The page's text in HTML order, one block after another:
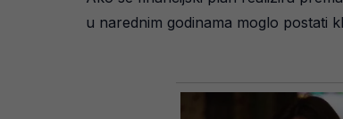
u narednim godinama moglo postati